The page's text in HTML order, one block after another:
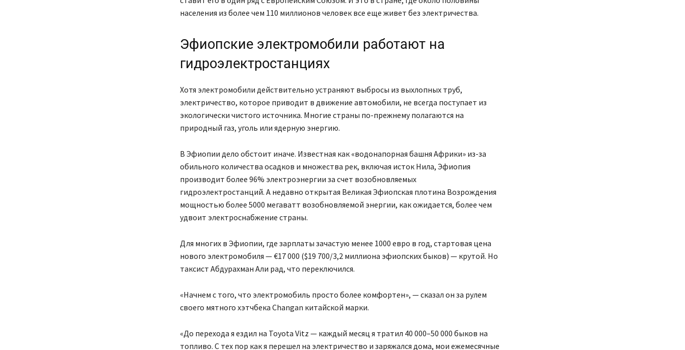
населения из более чем 110 миллионов человек все еще живет без электричества.
Эфиопские электромобили работают на
гидроэлектростанциях
Хотя электромобили действительно устраняют выбросы из выхлопных труб,
электричество, которое приводит в движение автомобили, не всегда поступает из
экологически чистого источника. Многие страны по-прежнему полагаются на
природный газ, уголь или ядерную энергию.
В Эфиопии дело обстоит иначе. Известная как «водонапорная башня Африки» из-за
обильного количества осадков и множества рек, включая исток Нила, Эфиопия
производит более 96% электроэнергии за счет возобновляемых
гидроэлектростанций. А недавно открытая Великая Эфиопская плотина Возрождения
мощностью более 5000 мегаватт возобновляемой энергии, как ожидается, более чем
удвоит электроснабжение страны.
Для многих в Эфиопии, где зарплаты зачастую менее 1000 евро в год, стартовая цена
нового электромобиля — €17 000 ($19 700/3,2 миллиона эфиопских быков) — крутой. Но
таксист Абдурахман Али рад, что переключился.
«Начнем с того, что электромобиль просто более комфортен», — сказал он за рулем
своего мятного хэтчбека Changan китайской марки.
«До перехода я ездил на Toyota Vitz — каждый месяц я тратил 40 000–50 000 быков на
топливо. С тех пор как я перешел на электричество и заряжался дома, мои ежемесячные